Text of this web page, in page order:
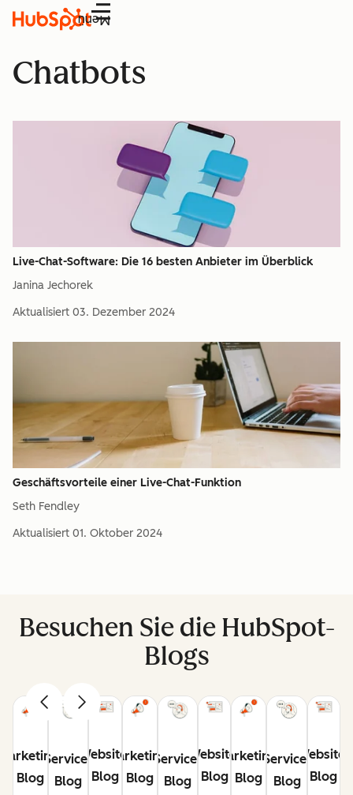
Menü
Chatbots
Live-Chat-Software: Die 16 besten Anbieter im Überblick
Janina Jechorek
Aktualisiert 03. Dezember 2024
Geschäftsvorteile einer Live-Chat-Funktion
Seth Fendley
Aktualisiert 01. Oktober 2024
Besuchen Sie die HubSpot-
Blogs
Blog
Service-
Blog
Website-
Blog
Marketing-
Blog
Service-
Blog
Website-
Blog
Marketing-
Blog
Service-
Blog
Website-
Blog